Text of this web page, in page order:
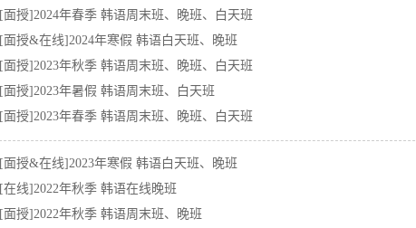
[面授]2024年春季 韩语周末班、晚班、白天班
[面授&在线]2024年寒假 韩语白天班、晚班
[面授]2023年秋季 韩语周末班、晚班、白天班
[面授]2023年暑假 韩语周末班、白天班
[面授]2023年春季 韩语周末班、晚班、白天班
[面授&在线]2023年寒假 韩语白天班、晚班
[在线]2022年秋季 韩语在线晚班
[面授]2022年秋季 韩语周末班、晚班